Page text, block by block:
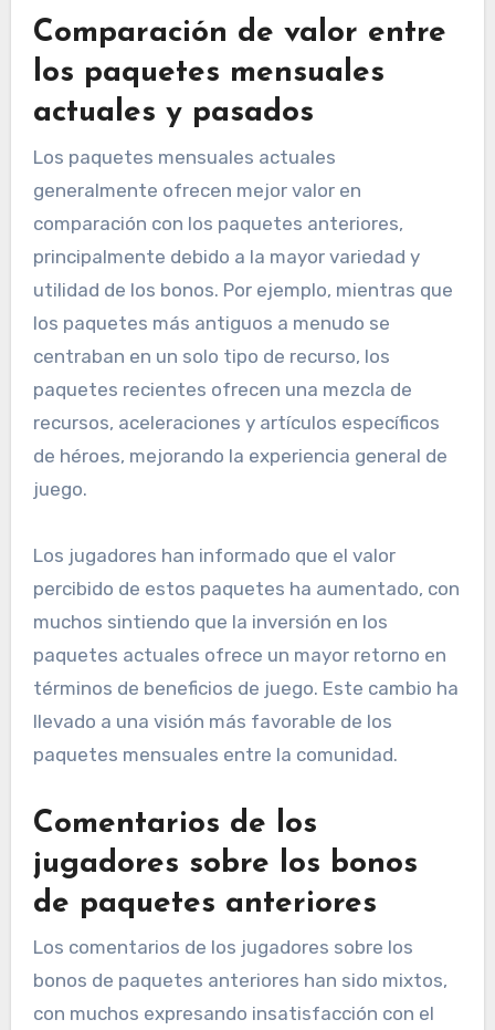
Comparación de valor entre
los paquetes mensuales
actuales y pasados
Los paquetes mensuales actuales
generalmente ofrecen mejor valor en
comparación con los paquetes anteriores,
principalmente debido a la mayor variedad y
utilidad de los bonos. Por ejemplo, mientras que
los paquetes más antiguos a menudo se
centraban en un solo tipo de recurso, los
paquetes recientes ofrecen una mezcla de
recursos, aceleraciones y artículos específicos
de héroes, mejorando la experiencia general de
juego.
Los jugadores han informado que el valor
percibido de estos paquetes ha aumentado, con
muchos sintiendo que la inversión en los
paquetes actuales ofrece un mayor retorno en
términos de beneficios de juego. Este cambio ha
llevado a una visión más favorable de los
paquetes mensuales entre la comunidad.
Comentarios de los
jugadores sobre los bonos
de paquetes anteriores
Los comentarios de los jugadores sobre los
bonos de paquetes anteriores han sido mixtos,
con muchos expresando insatisfacción con el